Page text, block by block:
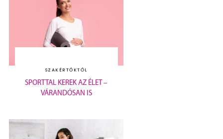
SZAKÉRTŐKTŐL
SPORTTAL KEREK AZ ÉLET –
VÁRANDÓSAN IS